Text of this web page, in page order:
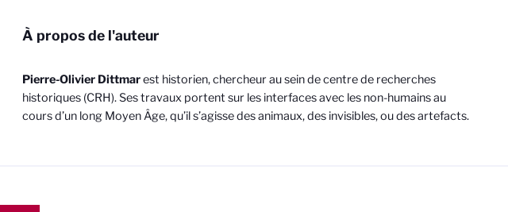
À propos de l'auteur
Pierre-Olivier Dittmarest historien, chercheur au sein de centre de recherches
historiques (CRH). Ses travaux portent sur les interfaces avec les non-humains au
cours d’un long Moyen Âge, qu’il s’agisse des animaux, des invisibles, ou des artefacts.